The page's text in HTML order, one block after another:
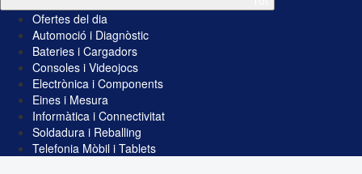
Ofertes del dia
Automoció i Diagnòstic
Bateries i Cargadors
Consoles i Videojocs
Electrònica i Components
Eines i Mesura
Informàtica i Connectivitat
Soldadura i Reballing
Telefonia Mòbil i Tablets